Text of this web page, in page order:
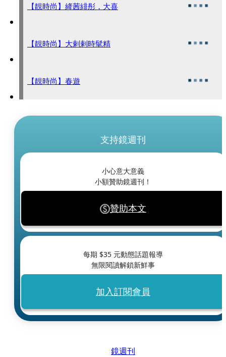
【靚時尚】絳茜緋彤，大喜
【靚時尚】大剌剌時髦精
【靚時尚】春遊
支持鏡週刊
小心意大意義
小額贊助鏡週刊！
贊助本文
每期 $35 元動態話題報導
無限閱讀解鎖新鮮事
加入訂閱會員
鏡週刊